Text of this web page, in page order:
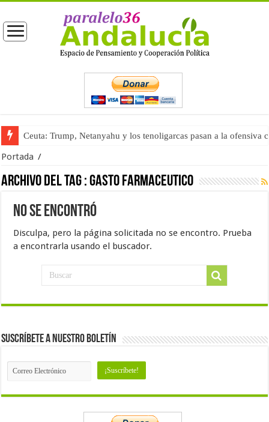
Ceuta: Trump, Netanyahu y los tenoligarcas pasan a la ofensiva
Portada /
Archivo del tag :gasto farmaceutico
No se encontró
Disculpa, pero la página solicitada no se encontro. Prueba
a encontrarla usando el buscador.
Suscríbete a nuestro Boletín